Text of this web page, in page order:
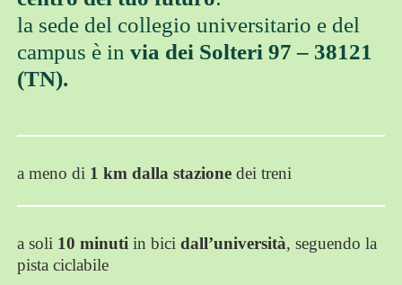
I formatori
Domanda di ammissione
la sede del collegio universitario e del
campus è in via dei Solteri 97 – 38121
(TN).
a meno di 1 km dalla stazione dei treni
a soli 10 minuti in bici dall’università, seguendo la
pista ciclabile